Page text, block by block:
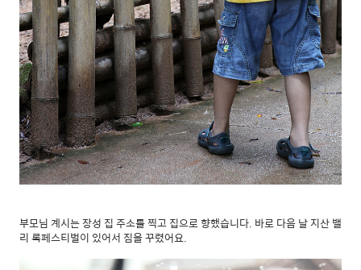
부모님 계시는 장성 집 주소를 찍고 집으로 향했습니다. 바로 다음 날 지산 밸
리 록페스티벌이 있어서 짐을 꾸렸어요.